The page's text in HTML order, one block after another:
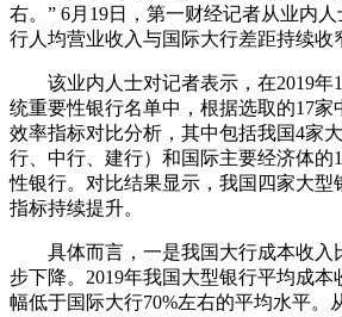
右。” 6月19日，第一财经记者从业内
行人均营业收入与国际大行差距持续收
该业内人士对记者表示，在2019年
统重要性银行名单中，根据选取的17家
效率指标对比分析，其中包括我国4家
行、中行、建行）和国际主要经济体的
性银行。对比结果显示，我国四家大型
指标持续提升。
具体而言，一是我国大行成本收入
步下降。2019年我国大型银行平均成本
幅低于国际大行70%左右的平均水平。